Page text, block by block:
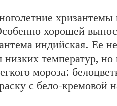
хризантемы
хорошей
индийская. Ее
низких температур, но
мороза:
с бело-кремовой